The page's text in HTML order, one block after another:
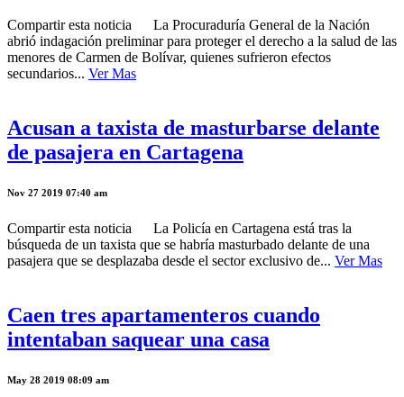
Compartir esta noticia La Procuraduría General de la Nación
abrió indagación preliminar para proteger el derecho a la salud de las
menores de Carmen de Bolívar, quienes sufrieron efectos
secundarios... Ver Mas
Acusan a taxista de masturbarse delante
de pasajera en Cartagena
Nov 27 2019 07:40 am
Compartir esta noticia La Policía en Cartagena está tras la
búsqueda de un taxista que se habría masturbado delante de una
pasajera que se desplazaba desde el sector exclusivo de... Ver Mas
Caen tres apartamenteros cuando
intentaban saquear una casa
May 28 2019 08:09 am